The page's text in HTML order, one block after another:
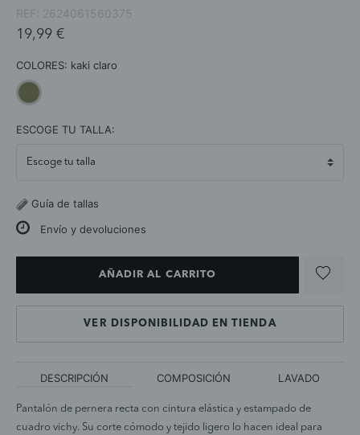
REF: 2624061560375
19,99 €
COLORES: kaki claro
ESCOGE TU TALLA:
Guía de tallas
Envío y devoluciones
AÑADIR AL CARRITO
VER DISPONIBILIDAD EN TIENDA
DESCRIPCIÓN COMPOSICIÓN LAVADO
Pantalón de pernera recta con cintura elástica y estampado de
cuadro vichy. Su corte cómodo y tejido ligero lo hacen ideal para